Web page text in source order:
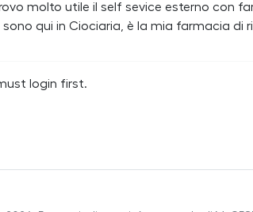
molto utile il self sevice esterno con
qui in Ciociaria, è la mia farmacia di
login first.